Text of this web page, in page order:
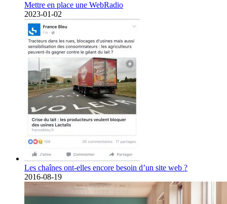
Mettre en place une WebRadio
2023-01-02
Les chaînes ont-elles encore besoin d’un site web ?
2016-08-19